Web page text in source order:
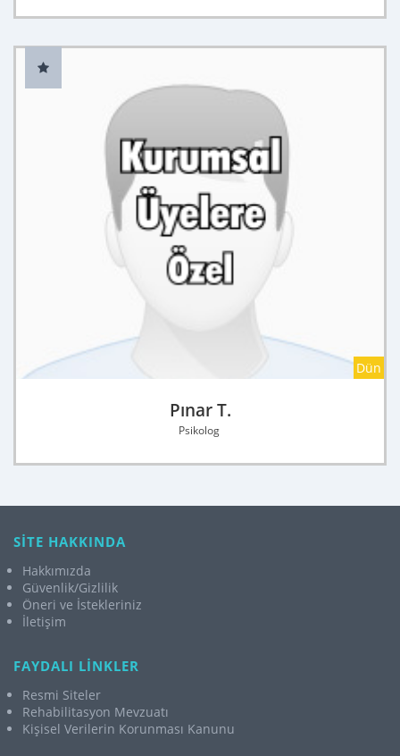
Dün
Pınar T.
Psikolog
SİTE HAKKINDA
Hakkımızda
Güvenlik/Gizlilik
Öneri ve İstekleriniz
İletişim
FAYDALI LİNKLER
Resmi Siteler
Rehabilitasyon Mevzuatı
Kişisel Verilerin Korunması Kanunu